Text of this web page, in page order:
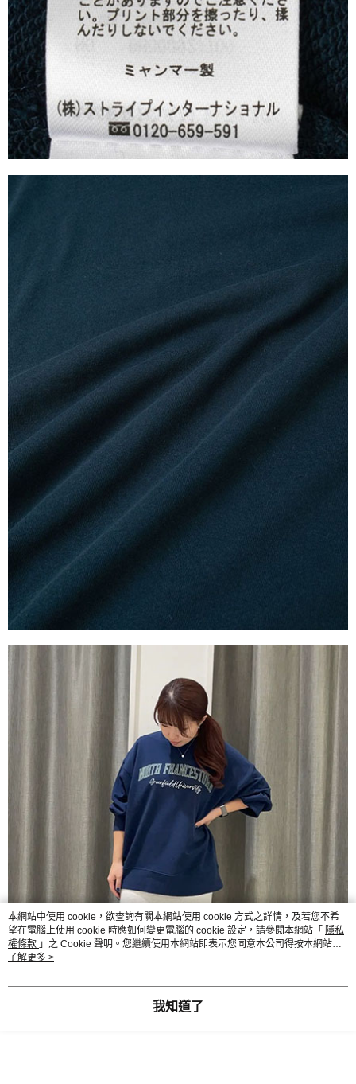
本網站中使用 cookie，欲查詢有關本網站使用 cookie 方式之詳情，及若您不希
望在電腦上使用 cookie 時應如何變更電腦的 cookie 設定，請參閱本網站「 隱私
權條款 」之 Cookie 聲明。您繼續使用本網站即表示您同意本公司得按本網站使
用條款之 Cookie 聲明使用 cookie。
了解更多 >
我知道了